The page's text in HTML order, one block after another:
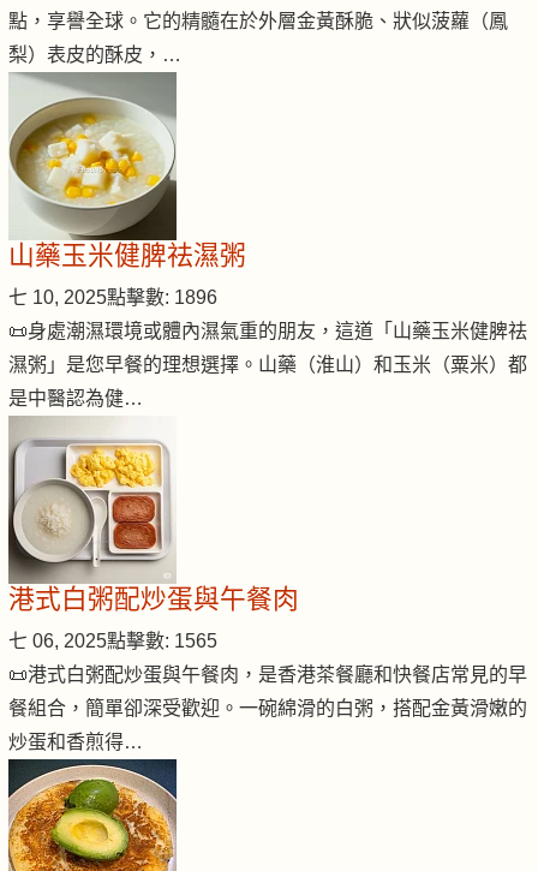
點，享譽全球。它的精髓在於外層金黃酥脆、狀似菠蘿（鳳
梨）表皮的酥皮，…
山藥玉米健脾祛濕粥
七 10, 2025點擊數: 1896
📜身處潮濕環境或體內濕氣重的朋友，這道「山藥玉米健脾祛
濕粥」是您早餐的理想選擇。山藥（淮山）和玉米（粟米）都
是中醫認為健…
港式白粥配炒蛋與午餐肉
七 06, 2025點擊數: 1565
📜港式白粥配炒蛋與午餐肉，是香港茶餐廳和快餐店常見的早
餐組合，簡單卻深受歡迎。一碗綿滑的白粥，搭配金黃滑嫩的
炒蛋和香煎得…